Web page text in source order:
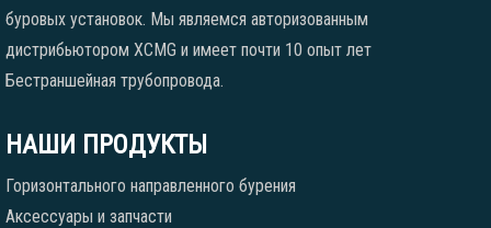
буровых установок. Мы являемся авторизованным
дистрибьютором XCMG и имеет почти 10 опыт лет
Бестраншейная трубопровода.
НАШИ ПРОДУКТЫ
Горизонтального направленного бурения
Аксессуары и запчасти